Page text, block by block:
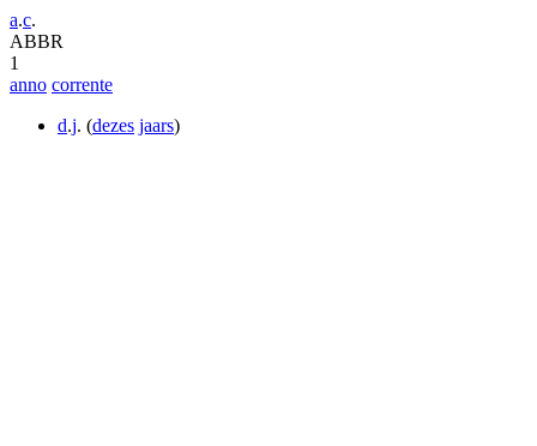
a.c.
ABBR
1
anno corrente
d.j. (dezes jaars)